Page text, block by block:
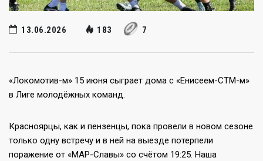
13.06.2026 183 7
«Локомотив-м» 15 июня сыграет дома с «Енисеем-СТМ-м»
в Лиге молодёжных команд.
Красноярцы, как и пензенцы, пока провели в новом сезоне
только одну встречу и в ней на выезде потерпели
поражение от «МАР-Славы» со счётом 19:25. Наша